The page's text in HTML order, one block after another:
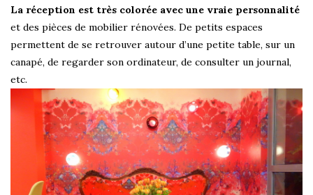
La réception est très colorée avec une vraie personnalité
et des pièces de mobilier rénovées. De petits espaces
permettent de se retrouver autour d’une petite table, sur un
canapé, de regarder son ordinateur, de consulter un journal,
etc.